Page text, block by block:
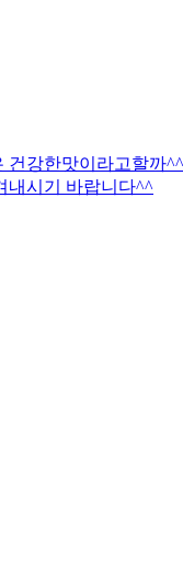
강한맛이라고할까
내시기 바랍니다^^